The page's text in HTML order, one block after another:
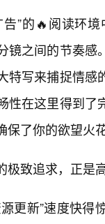
告”的🔥阅读环
镜之间的节奏
特写来捕捉情
性在这里得到
保了你的欲望火
极致追求，正是
更新”速度快